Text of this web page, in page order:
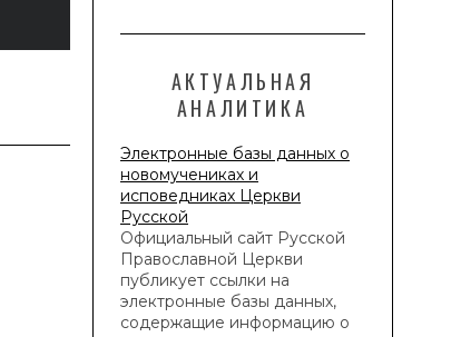
АКТУАЛЬНАЯ
АНАЛИТИКА
Электронные базы данных о
новомучениках и
исповедниках Церкви
Русской
Официальный сайт Русской
Православной Церкви
публикует ссылки на
электронные базы данных,
содержащие информацию о